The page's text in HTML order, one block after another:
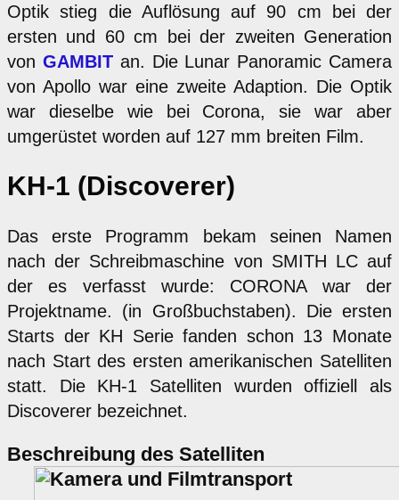
Optik stieg die Auflösung auf 90 cm bei der
ersten und 60 cm bei der zweiten Generation
von GAMBITan. Die Lunar Panoramic Camera
von Apollo war eine zweite Adaption. Die Optik
war dieselbe wie bei Corona, sie war aber
umgerüstet worden auf 127 mm breiten Film.
KH-1 (Discoverer)
Das erste Programm bekam seinen Namen
nach der Schreibmaschine von SMITH LC auf
der es verfasst wurde: CORONA war der
Projektname. (in Großbuchstaben). Die ersten
Starts der KH Serie fanden schon 13 Monate
nach Start des ersten amerikanischen Satelliten
statt. Die KH-1 Satelliten wurden offiziell als
Discoverer bezeichnet.
Beschreibung des Satelliten